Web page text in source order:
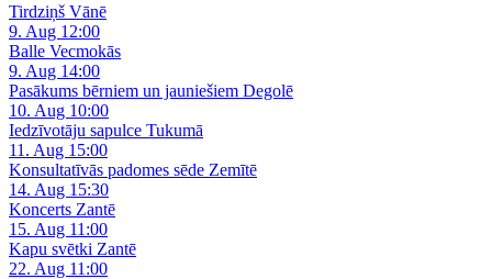
Tirdziņš Vānē
9. Aug 12:00
Balle Vecmokās
9. Aug 14:00
Pasākums bērniem un jauniešiem Degolē
10. Aug 10:00
Iedzīvotāju sapulce Tukumā
11. Aug 15:00
Konsultatīvās padomes sēde Zemītē
14. Aug 15:30
Koncerts Zantē
15. Aug 11:00
Kapu svētki Zantē
22. Aug 11:00